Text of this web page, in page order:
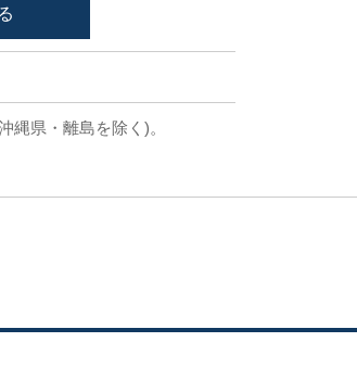
縄県・離島を除く)。